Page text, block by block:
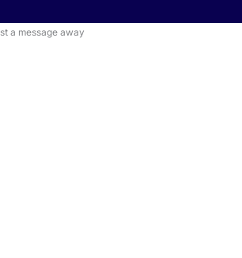
a message away